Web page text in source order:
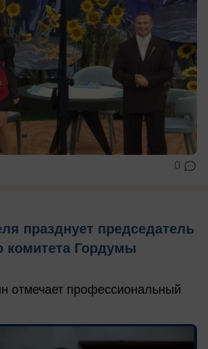
0
празднует председатель
комитета Гордумы
отмечает профессиональный